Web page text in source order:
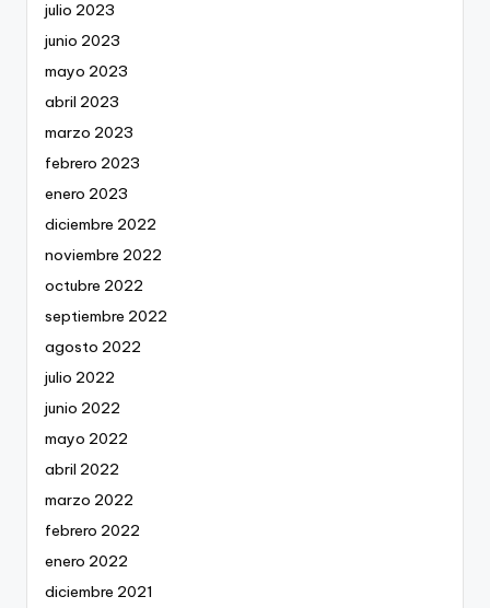
julio 2023
junio 2023
mayo 2023
abril 2023
marzo 2023
febrero 2023
enero 2023
diciembre 2022
noviembre 2022
octubre 2022
septiembre 2022
agosto 2022
julio 2022
junio 2022
mayo 2022
abril 2022
marzo 2022
febrero 2022
enero 2022
diciembre 2021